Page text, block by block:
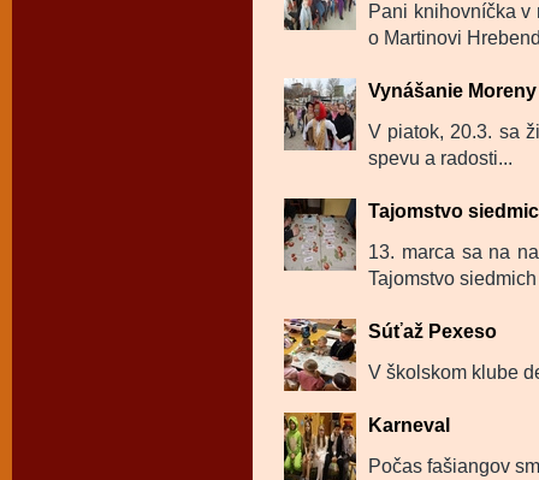
Pani knihovníčka v
o Martinovi
Vynášanie
V piatok, 20.3. sa
spevu a radosti...
Tajomstvo
13. marca sa na
Tajomstvo
Súťaž Pexeso
V školskom klube
Karneval
Počas fašiangov